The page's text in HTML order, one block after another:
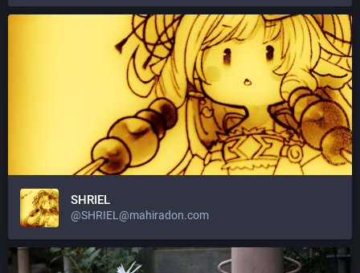
SHRIEL
@SHRIEL@mahiradon.com